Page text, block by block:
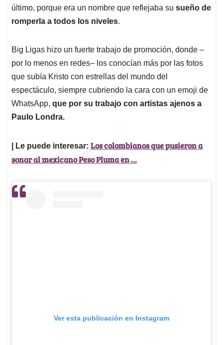
último, porque era un nombre que reflejaba su sueño de
romperla a todos los niveles.
Big Ligas hizo un fuerte trabajo de promoción, donde –
por lo menos en redes– los conocían más por las fotos
que subía Kristo con estrellas del mundo del
espectáculo, siempre cubriendo la cara con un emoji de
WhatsApp, que por su trabajo con artistas ajenos a
Paulo Londra.
| Le puede interesar: Los colombianos que pusieron a
sonar al mexicano Peso Pluma en ...
Ver esta publicación en Instagram